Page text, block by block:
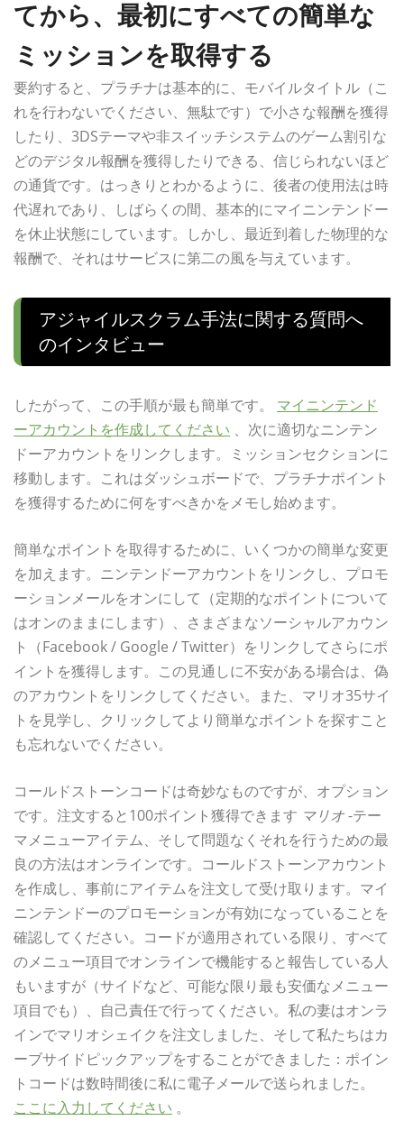
てから、最初にすべての簡単な
ミッションを取得する
要約すると、プラチナは基本的に、モバイルタイトル（こ
れを行わないでください、無駄です）で小さな報酬を獲得
したり、3DSテーマや非スイッチシステムのゲーム割引な
どのデジタル報酬を獲得したりできる、信じられないほど
の通貨です。はっきりとわかるように、後者の使用法は時
代遅れであり、しばらくの間、基本的にマイニンテンドー
を休止状態にしています。しかし、最近到着した物理的な
報酬で、それはサービスに第二の風を与えています。
アジャイルスクラム手法に関する質問へ
のインタビュー
したがって、この手順が最も簡単です。 マイニンテンド
ーアカウントを作成してください 、次に適切なニンテン
ドーアカウントをリンクします。ミッションセクションに
移動します。これはダッシュボードで、プラチナポイント
を獲得するために何をすべきかをメモし始めます。
簡単なポイントを取得するために、いくつかの簡単な変更
を加えます。ニンテンドーアカウントをリンクし、プロモ
ーションメールをオンにして（定期的なポイントについて
はオンのままにします）、さまざまなソーシャルアカウン
ト（Facebook / Google / Twitter）をリンクしてさらにポ
イントを獲得します。この見通しに不安がある場合は、偽
のアカウントをリンクしてください。また、マリオ35サイ
トを見学し、クリックしてより簡単なポイントを探すこと
も忘れないでください。
コールドストーンコードは奇妙なものですが、オプション
です。注文すると100ポイント獲得できます マリオ-テー
マメニューアイテム、そして問題なくそれを行うための最
良の方法はオンラインです。コールドストーンアカウント
を作成し、事前にアイテムを注文して受け取ります。マイ
ニンテンドーのプロモーションが有効になっていることを
確認してください。コードが適用されている限り、すべて
のメニュー項目でオンラインで機能すると報告している人
もいますが（サイドなど、可能な限り最も安価なメニュー
項目でも）、自己責任で行ってください。私の妻はオンラ
インでマリオシェイクを注文しました、そして私たちはカ
ーブサイドピックアップをすることができました：ポイン
トコードは数時間後に私に電子メールで送られました。
ここに入力してください 。